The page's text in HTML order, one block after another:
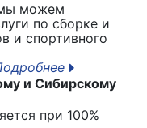
мы можем
по сборке и
и спортивного
и Сибирскому
при 100%